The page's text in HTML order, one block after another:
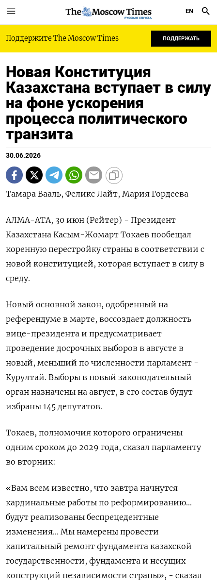
РУССКАЯ СЛУЖБА
EN
Поддержите The Moscow Times ПОДДЕРЖАТЬ
Новая Конституция
Казахстана вступает в силу
на фоне ускорения
процесса политического
транзита
30.06.2026
Тамара Вааль, Феликс Лайт, Мария Гордеева
АЛМА-АТА, 30 июн (Рейтер) - Президент
Казахстана Касым-Жомарт Токаев пообещал
коренную перестройку страны в соответствии с
новой конституцией, которая вступает в силу в
среду.
Новый ‌основной закон, одобренный на
референдуме в марте, воссоздает должность
вице-президента и предусматривает
проведение досрочных выборов в августе в
новый, меньший по численности парламент -
Курултай. Выборы в новый ​законодательный
орган назначены на август, ​в его состав ​будут
избраны 145 депутатов.
Токаев, ⁠полномочия которого ограничены
одним сроком до 2029 года, ‌сказал парламенту
во вторник:
«Вам всем известно, ‌что завтра начнутся
кардинальные работы по реформированию...
будут реализованы беспрецедентные
изменения... Мы намерены провести ​
капитальный ремонт фундамента казахской
государственности, фундамента и несущих
конструкций независимости страны», - ‌сказал